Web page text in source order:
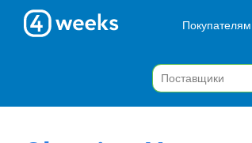
Покупателям